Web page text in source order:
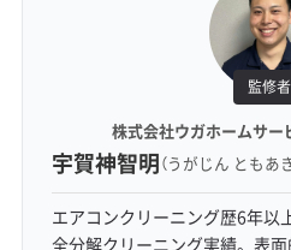
監修者
株式会社ウガホームサー
宇賀神智明（うがじん ともあき
エアコンクリーニング歴6年以
全分解クリーニング実績。表